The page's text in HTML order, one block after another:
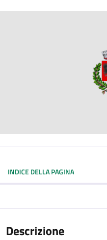
INDICE DELLA PAGINA
Descrizione